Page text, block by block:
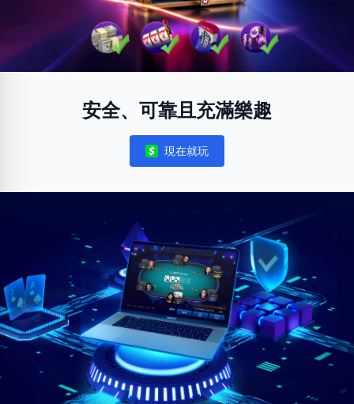
安全、可靠且充滿樂趣
Notifications
現在就玩